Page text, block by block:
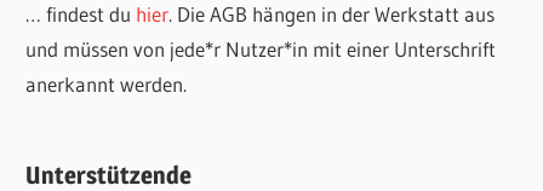
… findest du hier. Die AGB hängen in der Werkstatt aus
und müssen von jede*r Nutzer*in mit einer Unterschrift
anerkannt werden.
Unterstützende